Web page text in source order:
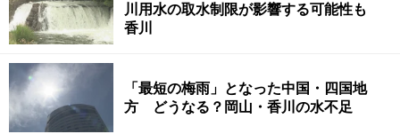
川用水の取水制限が影響する可能性も
香川
「最短の梅雨」となった中国・四国地
方 どうなる？岡山・香川の水不足